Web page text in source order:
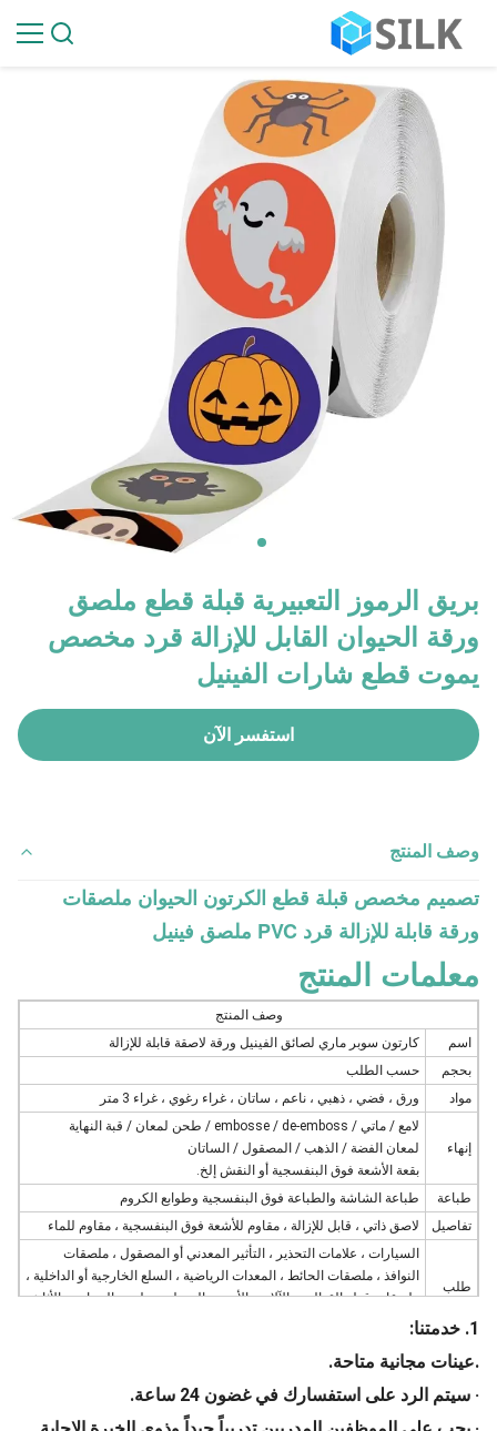
بريق الرموز التعبيرية قبلة قطع ملصق
ورقة الحيوان القابل للإزالة قرد مخصص
يموت قطع شارات الفينيل
استفسر الآن
وصف المنتج
تصميم مخصص قبلة قطع الكرتون الحيوان ملصقات
ورقة قابلة للإزالة قرد PVC ملصق فينيل
معلمات المنتج
وصف المنتج
اسم
كارتون سوبر ماري لصائق الفينيل ورقة لاصقة قابلة للإزالة
بحجم
حسب الطلب
مواد
ورق ، فضي ، ذهبي ، ناعم ، ساتان ، غراء رغوي ، غراء 3 متر
إنهاء
لامع / ماتي / embosse / de-emboss / طحن لمعان / قبة النهاية
لمعان الفضة / الذهب / المصقول / الساتان
بقعة الأشعة فوق البنفسجية أو النقش إلخ.
طباعة
طباعة الشاشة والطباعة فوق البنفسجية وطوابع الكروم
تفاصيل
لاصق ذاتي ، قابل للإزالة ، مقاوم للأشعة فوق البنفسجية ، مقاوم للماء
طلب
السيارات ، علامات التحذير ، التأثير المعدني أو المصقول ، ملصقات
النوافذ ، ملصقات الحائط ، المعدات الرياضية ، السلع الخارجية أو الداخلية ،
ملصقات قطع القوالب ، الآلات والأجهزة المنزلية ، ملصق الزجاجة ، الأثاث
إلخ.
1. خدمتنا:
.عينات مجانية متاحة.
· سيتم الرد على استفسارك في غضون 24 ساعة.